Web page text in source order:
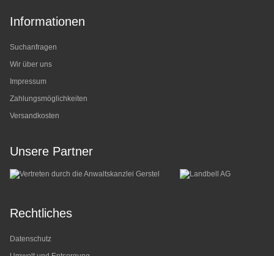
Informationen
Suchanfragen
Wir über uns
Impressum
Zahlungsmöglichkeiten
Versandkosten
Unsere Partner
Rechtliches
Datenschutz